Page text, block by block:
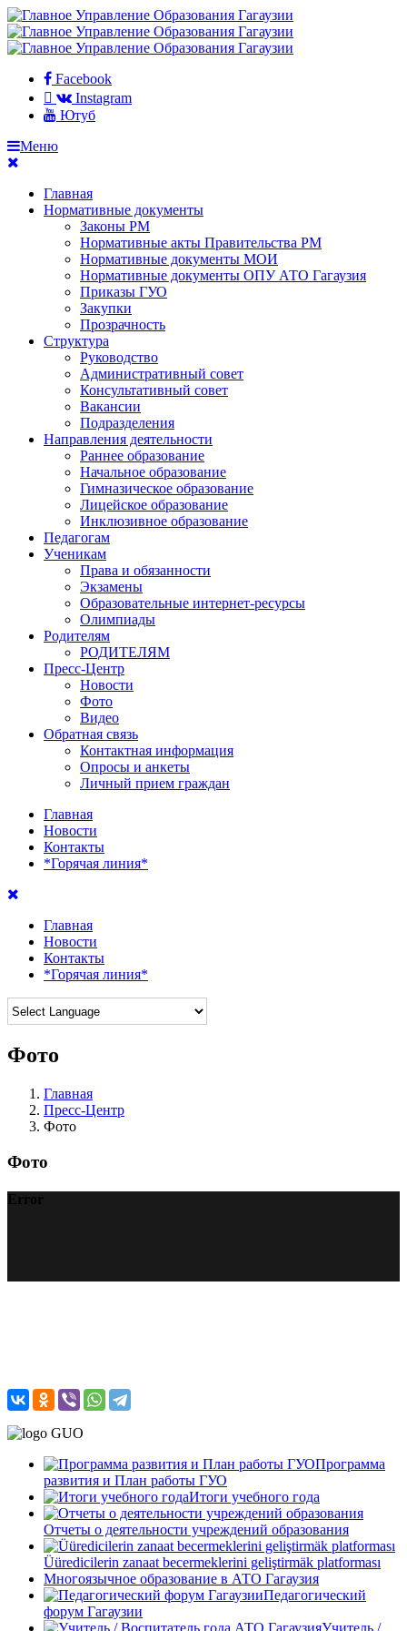
Facebook
Instagram
Ютуб
Меню
Главная
Нормативные документы
Законы РМ
Нормативные акты Правительства РМ
Нормативные документы МОИ
Нормативные документы ОПУ АТО Гагаузия
Приказы ГУО
Закупки
Прозрачность
Структура
Руководство
Административный совет
Консультативный совет
Вакансии
Подразделения
Направления деятельности
Раннее образование
Начальное образование
Гимназическое образование
Лицейское образование
Инклюзивное образование
Педагогам
Ученикам
Права и обязанности
Экзамены
Образовательные интернет-ресурсы
Олимпиады
Родителям
РОДИТЕЛЯМ
Пресс-Центр
Новости
Фото
Видео
Обратная связь
Контактная информация
Опросы и анкеты
Личный прием граждан
Главная
Новости
Контакты
*Горячая линия*
Главная
Новости
Контакты
*Горячая линия*
Фото
Главная
Пресс-Центр
Фото
Фото
Error
Программа
развития и План работы ГУО
Итоги учебного года
Отчеты о деятельности учреждений образования
Üüredicilerin zanaat becermeklerini geliştirmäk platforması
Многоязычное образование в АТО Гагаузия
Педагогический
форум Гагаузии
Учитель /